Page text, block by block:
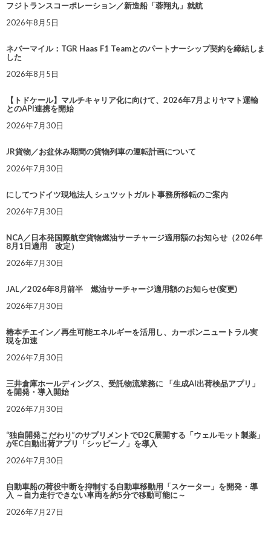
フジトランスコーポレーション／新造船「蓉翔丸」就航
2026年8月5日
ネバーマイル：TGR Haas F1 Teamとのパートナーシップ契約を締結しま
した
2026年8月5日
【トドケール】マルチキャリア化に向けて、2026年7月よりヤマト運輸
とのAPI連携を開始
2026年7月30日
JR貨物／お盆休み期間の貨物列車の運転計画について
2026年7月30日
にしてつドイツ現地法人 シュツットガルト事務所移転のご案内
2026年7月30日
NCA／日本発国際航空貨物燃油サーチャージ適用額のお知らせ（2026年
8月1日適用 改定）
2026年7月30日
JAL／2026年8月前半 燃油サーチャージ適用額のお知らせ(変更)
2026年7月30日
椿本チエイン／再生可能エネルギーを活用し、カーボンニュートラル実
現を加速
2026年7月30日
三井倉庫ホールディングス、受託物流業務に 「生成AI出荷検品アプリ」
を開発・導入開始
2026年7月30日
“独自開発こだわり”のサプリメントでD2C展開する「ウェルモット製薬」
がEC自動出荷アプリ「シッピーノ」を導入
2026年7月30日
自動車船の荷役中断を抑制する自動車移動用「スケーター」を開発・導
入 ～自力走行できない車両を約5分で移動可能に～
2026年7月27日